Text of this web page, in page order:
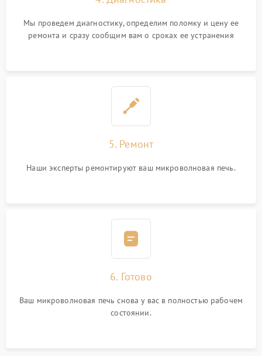
Мы проведем диагностику, определим поломку и цену ее
ремонта и сразу сообщим вам о сроках ее устранения
5. Ремонт
Наши эксперты ремонтируют ваш микроволновая печь.
6. Готово
Ваш микроволновая печь снова у вас в полностью рабочем
состоянии.